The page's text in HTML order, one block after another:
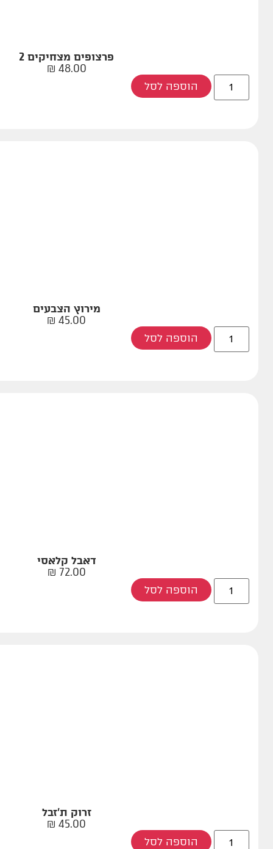
פרצופים מצחיקים 2
48.00
₪
הוספה לסל
מירוץ הצבעים
45.00
₪
הוספה לסל
דאבל קלאסי
72.00
₪
הוספה לסל
זרוק ת'זבל
45.00
₪
הוספה לסל